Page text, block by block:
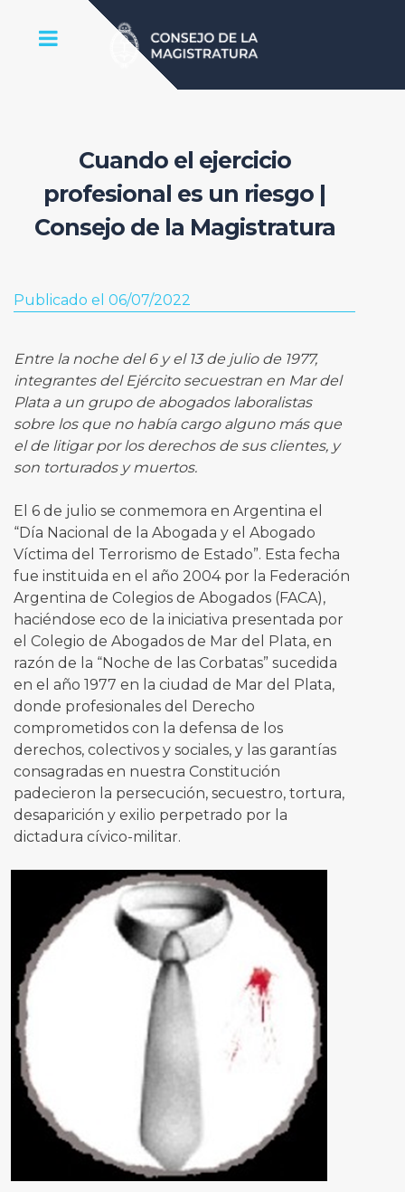
Cuando el ejercicio
profesional es un riesgo |
Consejo de la Magistratura
Publicado el 06/07/2022
Entre la noche del 6 y el 13 de julio de 1977,
integrantes del Ejército secuestran en Mar del
Plata a un grupo de abogados laboralistas
sobre los que no había cargo alguno más que
el de litigar por los derechos de sus clientes, y
son torturados y muertos.
El 6 de julio se conmemora en Argentina el
“Día Nacional de la Abogada y el Abogado
Víctima del Terrorismo de Estado”. Esta fecha
fue instituida en el año 2004 por la Federación
Argentina de Colegios de Abogados (FACA),
haciéndose eco de la iniciativa presentada por
el Colegio de Abogados de Mar del Plata, en
razón de la “Noche de las Corbatas” sucedida
en el año 1977 en la ciudad de Mar del Plata,
donde profesionales del Derecho
comprometidos con la defensa de los
derechos, colectivos y sociales, y las garantías
consagradas en nuestra Constitución
padecieron la persecución, secuestro, tortura,
desaparición y exilio perpetrado por la
dictadura cívico-militar.